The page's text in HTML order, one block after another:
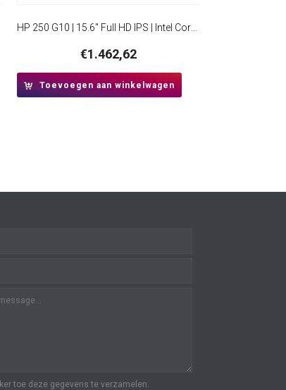
HP 250 G10 | 15.6″ Full HD IPS | Intel Core i5-1334U | 16GB RAM | 512GB SSD | Windows 11 Professional
€1.462,62
Toevoegen aan winkelwagen
toe deze gegevens te verzamelen.